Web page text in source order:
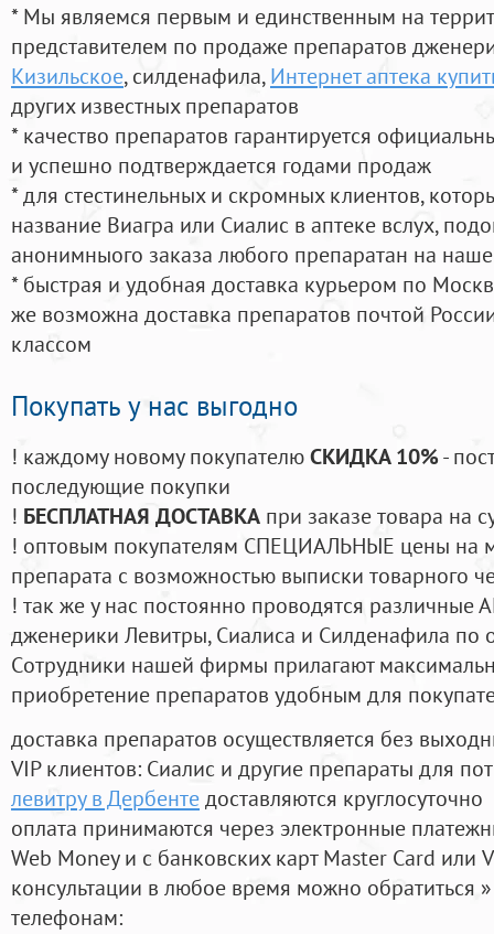
* Мы являемся первым и единственным на
представителем по продаже препаратов
Кизильское, силденафила, Интернет аптека
других известных препаратов
* качество препаратов гарантируется
и успешно подтверждается годами продаж
* для стестинельных и скромных клиентов,
название Виагра или Сиалис в аптеке вслух,
анонимныого заказа любого препаратан на
* быстрая и удобная доставка курьером по
же возможна доставка препаратов почтой
классом
Покупать у нас выгодно
! каждому новому покупателюСКИДКА 10%-
последующие покупки
! БЕСПЛАТНАЯ ДОСТАВКА при заказе товара на
! оптовым покупателям СПЕЦИАЛЬНЫЕ цены на
препарата с возможностью выписки товарного
! так же у нас постоянно проводятся
дженерики Левитры, Сиалиса и Силденафила по
Cотрудники нашей фирмы прилагают
приобретение препаратов удобным для
доставка препаратов осуществляется без
VIP клиентов: Сиалис и другие препараты для
левитру в Дербентедоставляются круглосуточно
оплата принимаются через электронные
Web Money и с банковских карт Master Card или
консультации в любое время можно обратиться
телефонам: